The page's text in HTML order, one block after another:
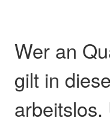
Wer an
gilt in